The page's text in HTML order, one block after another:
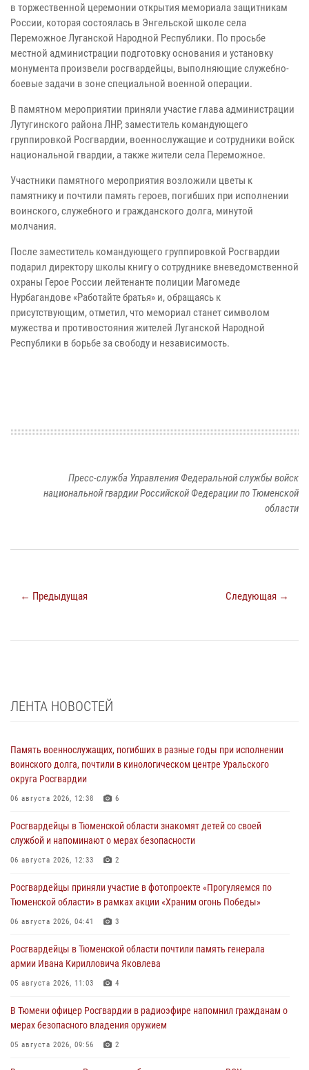
в торжественной церемонии открытия мемориала защитникам
России, которая состоялась в Энгельской школе села
Переможное Луганской Народной Республики. По просьбе
местной администрации подготовку основания и установку
монумента произвели росгвардейцы, выполняющие служебно-
боевые задачи в зоне специальной военной операции.
В памятном мероприятии приняли участие глава администрации
Лутугинского района ЛНР, заместитель командующего
группировкой Росгвардии, военнослужащие и сотрудники войск
национальной гвардии, а также жители села Переможное.
Участники памятного мероприятия возложили цветы к
памятнику и почтили память героев, погибших при исполнении
воинского, служебного и гражданского долга, минутой
молчания.
После заместитель командующего группировкой Росгвардии
подарил директору школы книгу о сотруднике вневедомственной
охраны Герое России лейтенанте полиции Магомеде
Нурбагандове «Работайте братья» и, обращаясь к
присутствующим, отметил, что мемориал станет символом
мужества и противостояния жителей Луганской Народной
Республики в борьбе за свободу и независимость.
Пресс-служба Управления Федеральной службы войск
национальной гвардии Российской Федерации по Тюменской
области
← Предыдущая Следующая →
ЛЕНТА НОВОСТЕЙ
Память военнослужащих, погибших в разные годы при исполнении
воинского долга, почтили в кинологическом центре Уральского
округа Росгвардии
06 августа 2026, 12:38 6
Росгвардейцы в Тюменской области знакомят детей со своей
службой и напоминают о мерах безопасности
06 августа 2026, 12:33 2
Росгвардейцы приняли участие в фотопроекте «Прогуляемся по
Тюменской области» в рамках акции «Храним огонь Победы»
06 августа 2026, 04:41 3
Росгвардейцы в Тюменской области почтили память генерала
армии Ивана Кирилловича Яковлева
05 августа 2026, 11:03 4
В Тюмени офицер Росгвардии в радиоэфире напомнил гражданам о
мерах безопасного владения оружием
05 августа 2026, 09:56 2